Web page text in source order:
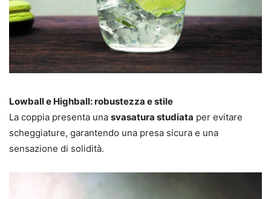
Lowball e Highball: robustezza e stile
La coppia presenta una svasatura studiata per evitare
scheggiature, garantendo una presa sicura e una
sensazione di solidità.